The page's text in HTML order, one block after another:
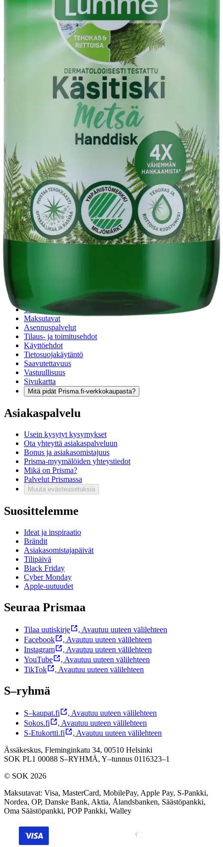
että tiskirätistä. Riittoisa ja tehokas koostumus – 2 ml riittää 5 litraan
vettä. Vegan Society -sertifioitu. Dermatologisesti testattu herkällä
iholla. Pullo on 100% kierrätysmuovia.
Säilytä lasten ulottumattomissa. Jos ainetta joutuu silmiin, huuhtele
runsaalla vedellä. Älä säilytä suorassa auringonvalossa. Älä käytä
saippuakuplien tekemiseen.
tuotekuvausta
Ominaisuudet
Oletko tyytyväinen tuotetietoihin?
Ovatko tuotetiedot riittävät? Jos tuotetiedoissa on puutteita tai niitä
voisi muuten parantaa, anna palautetta.
Anna palautetta , Avautuu uuteen välilehteen
Verkkokauppa
Palautukset
Reklamaatio
Takuu ja huolto
Toimitustavat
Maksutavat
Asennuspalvelut
Tilaus- ja toimitusehdot
Käyttöehdot
Tietosuojakäytäntö
Saavutettavuus
Vastuullisuus
Sivukartta
Mitä pidät Prisma.fi-verkkokaupasta?
Asiakaspalvelu
Usein kysytyt kysymykset
Ota yhteyttä asiakaspalveluun
Bonus ja asiakasomistajuus
Prisma-myymälöiden yhteystiedot
Mikä on Prisma?
Palvelut Prismassa
Muuta evästeasetuksia
Suosittelemme
Ideat ja inspiraatio
Brändit
Asiakasomistajapäivät
Tilipäivä
Black Friday
Cyber Monday
Apple-uutuudet
Seuraa Prismaa
Tilaa uutiskirje , Avautuu uuteen välilehteen
Facebook
, Avautuu uuteen välilehteen
Instagram
, Avautuu uuteen välilehteen
YouTube
, Avautuu uuteen välilehteen
TikTok
, Avautuu uuteen välilehteen
S–ryhmä
S–kaupat.fi , Avautuu uuteen välilehteen
Sokos.fi
, Avautuu uuteen välilehteen
S-Etukortti.fi
, Avautuu uuteen välilehteen
Ässäkeskus, Fleminginkatu 34, 00510 Helsinki
SOK PL1 00088 S–RYHMÄ, Y–tunnus 0116323–1
© SOK 2026
Maksutavat: Visa, MasterCard, MobilePay, Apple Pay, S-Pankki,
Nordea, OP, Danske Bank, Aktia, Ålandsbanken, Säästöpankki,
Oma Säästöpankki, POP Pankki, Walley